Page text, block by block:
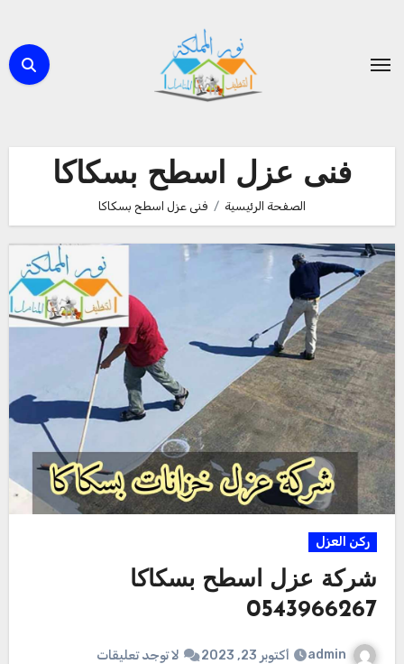
المحتوى
فنى عزل اسطح بسكاكا
الصفحة الرئيسية فنى عزل اسطح بسكاكا
ركن العزل
شركة عزل اسطح بسكاكا
0543966267
admin أكتوبر 23, 2023 لا توجد تعليقات